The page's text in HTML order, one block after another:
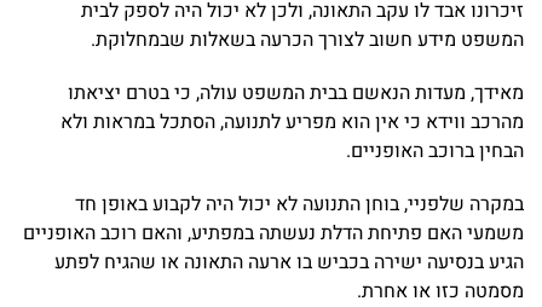
זיכרונו אבד לו עקב התאונה, ולכן לא יכול היה לספק לבית
המשפט מידע חשוב לצורך הכרעה בשאלות שבמחלוקת.
מאידך, מעדות הנאשם בבית המשפט עולה, כי בטרם יציאתו
מהרכב ווידא כי אין הוא מפריע לתנועה, הסתכל במראות ולא
הבחין ברוכב האופניים.
במקרה שלפניי, בוחן התנועה לא יכול היה לקבוע באופן חד
משמעי האם פתיחת הדלת נעשתה במפתיע, והאם רוכב האופניים
הגיע בנסיעה ישירה בכביש בו ארעה התאונה או שהגיח לפתע
מסמטה כזו או אחרת.